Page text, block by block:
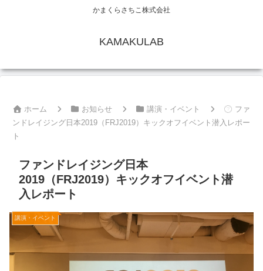
かまくらさちこ株式会社
KAMAKULAB
ホーム お知らせ 講演・イベント
ファ
ンドレイジング日本2019（FRJ2019）キックオフイベント潜入レポー
ト
ファンドレイジング日本
2019（FRJ2019）キックオフイベント潜
入レポート
講演・イベント